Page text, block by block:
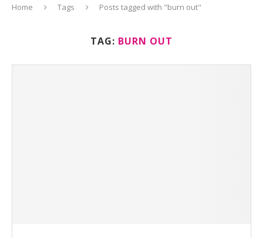
Home Tags Posts tagged with "burn out"
TAG: BURN OUT